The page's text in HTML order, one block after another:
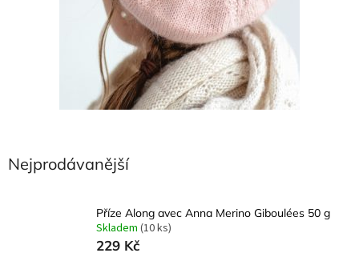
Nejprodávanější
Příze Along avec Anna Merino Giboulées 50 g
Skladem (10 ks)
229 Kč